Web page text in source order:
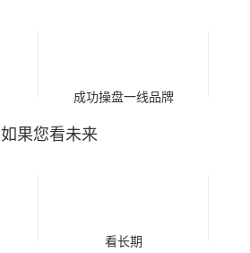
成功操盘一线品牌
如果您看未来
看长期